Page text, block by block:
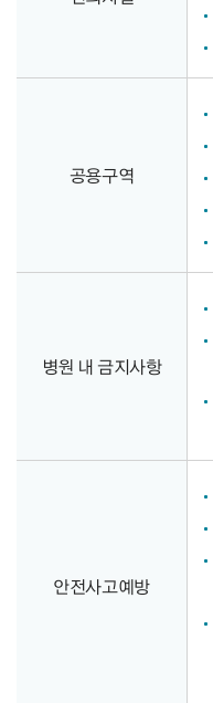
공용구역
병원 내 금지사항
안전사고예방